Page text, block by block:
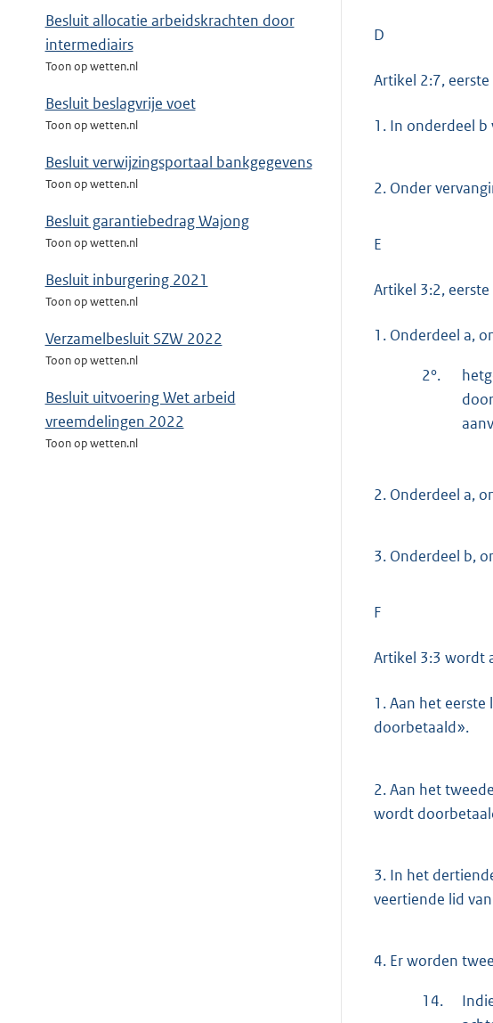
Besluit allocatie arbeidskrachten door
intermediairs
Toon op wetten.nl
Besluit beslagvrije voet
Toon op wetten.nl
Besluit verwijzingsportaal bankgegevens
Toon op wetten.nl
Besluit garantiebedrag Wajong
Toon op wetten.nl
Besluit inburgering 2021
Toon op wetten.nl
Verzamelbesluit SZW 2022
Toon op wetten.nl
Besluit uitvoering Wet arbeid
vreemdelingen 2022
Toon op wetten.nl
D
Artikel 2:7,
1. In onderdeel
2. Onder
E
Artikel 3:2,
1. Onderdeel a,
2°.
2. Onderdeel a,
3. Onderdeel b,
F
Artikel 3:3 wordt
1.Aan het
doorbetaald».
2.Aan het
wordt
3. In het
veertiende lid
4. Er worden
14.